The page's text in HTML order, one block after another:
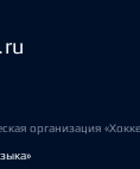
организация